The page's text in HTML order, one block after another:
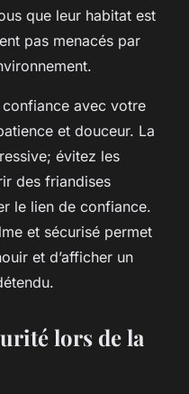
que leur habitat est
pas menacés par
avec votre
et douceur. La
évitez les
des friandises
le lien de confiance.
et sécurisé permet
et d’afficher un
lors de la